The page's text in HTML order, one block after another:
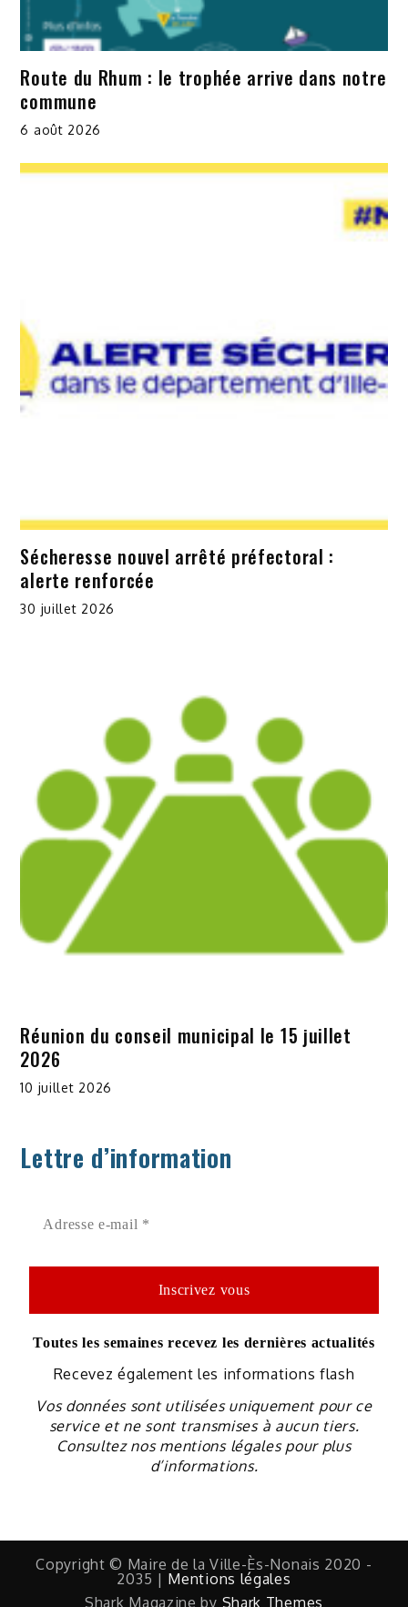
Route du Rhum : le trophée arrive dans notre
commune
6 août 2026
Sécheresse nouvel arrêté préfectoral :
alerte renforcée
30 juillet 2026
Réunion du conseil municipal le 15 juillet
2026
10 juillet 2026
Lettre d’information
Toutes les semaines recevez les dernières actualités
Recevez également les informations flash
Vos données sont utilisées uniquement pour ce
service et ne sont transmises à aucun tiers.
Consultez nos mentions légales pour plus
d’informations.
Copyright © Maire de la Ville-Ès-Nonais 2020 -
2035 | Mentions légales
Shark Magazine by Shark Themes